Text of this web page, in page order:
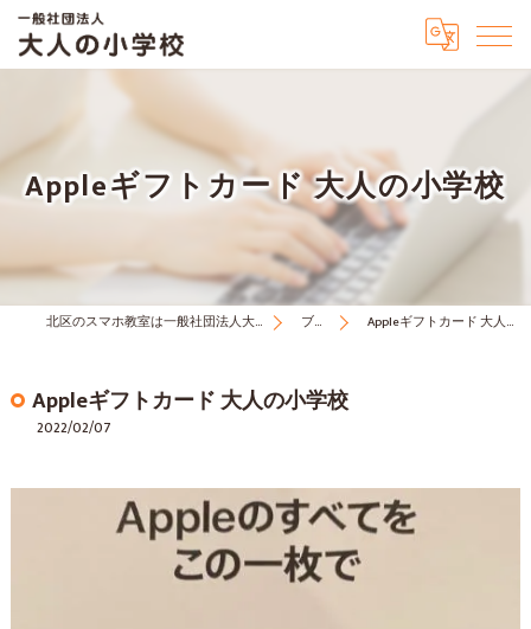
Appleギフトカード 大人の小学校
北区のスマホ教室は一般社団法人大人の小学校 ブログ Appleギフトカード 大人の小学校
Appleギフトカード 大人の小学校
2022/02/07